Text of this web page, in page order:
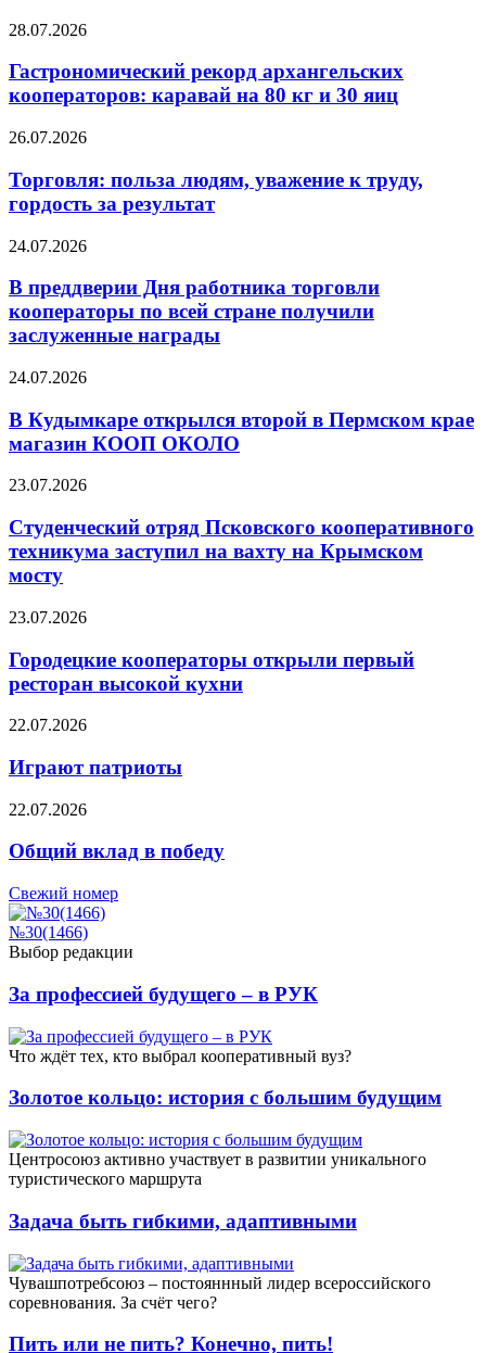
28.07.2026
Гастрономический рекорд архангельских
кооператоров: каравай на 80 кг и 30 яиц
26.07.2026
Торговля: польза людям, уважение к труду,
гордость за результат
24.07.2026
В преддверии Дня работника торговли
кооператоры по всей стране получили
заслуженные награды
24.07.2026
В Кудымкаре открылся второй в Пермском крае
магазин КООП ОКОЛО
23.07.2026
Студенческий отряд Псковского кооперативного
техникума заступил на вахту на Крымском
мосту
23.07.2026
Городецкие кооператоры открыли первый
ресторан высокой кухни
22.07.2026
Играют патриоты
22.07.2026
Общий вклад в победу
Свежий номер
№30(1466)
Выбор редакции
За профессией будущего – в РУК
Что ждёт тех, кто выбрал кооперативный вуз?
Золотое кольцо: история с большим будущим
Центросоюз активно участвует в развитии уникального
туристического маршрута
Задача быть гибкими, адаптивными
Чувашпотребсоюз – постояннный лидер всероссийского
соревнования. За счёт чего?
Пить или не пить? Конечно, пить!